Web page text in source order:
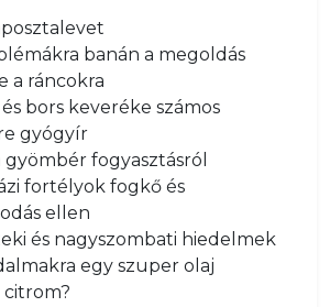
banán a megoldás
a ráncokra
bors keveréke számos
gyógyír
gyömbér fogyasztásról
fortélyok fogkő és
ellen
és nagyszombati hiedelmek
egy szuper olaj
citrom?